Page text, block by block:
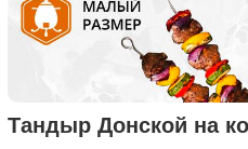
Тандыр Донской на